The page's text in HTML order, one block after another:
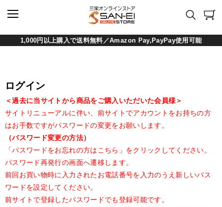
1,000円以上購入で送料無料／Amazon Pay,PayPay使用可能
ログイン
＜過去に当サイトから商品をご購入いただいた会員様＞
サイトリニューアルに伴い、前サイトでアカウントをお持ちの方
はお手数ですがパスワードの変更をお願いします。
（パスワード変更の方法）
「パスワードをお忘れの方はこちら」をクリックしてください。
パスワード再発行の画面へ遷移します。
前回お買い物時に入力されたお電話番号を入力のうえ新しいパス
ワードを設定してください。
前サイトで登録したパスワードでも登録可能です。